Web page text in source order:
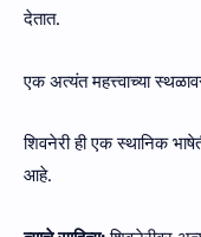
देतात.
एक अत्यंत महत्त्वाच्या
शिवनेरी ही एक स्थानिक
आहे.